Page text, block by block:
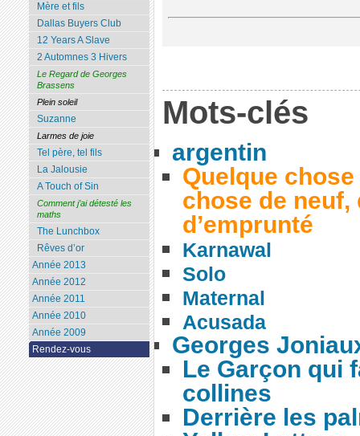
Mots-clés
argentin
Quelque
chose de neuf,
d’emprunté
Karnawal
Solo
Maternal
Acusada
Georges
Le Garçon qui
collines
Derrière les
Mère et fils
Dallas Buyers Club
12 Years A Slave
2 Automnes 3 Hivers
Le Regard de Georges
Brassens
Plein soleil
Suzanne
Larmes de joie
Tel père, tel fils
La Jalousie
A Touch of Sin
Comment j’ai détesté les
maths
The Lunchbox
Rêves d’or
Année 2013
Année 2012
Année 2011
Année 2010
Année 2009
Rendez-vous